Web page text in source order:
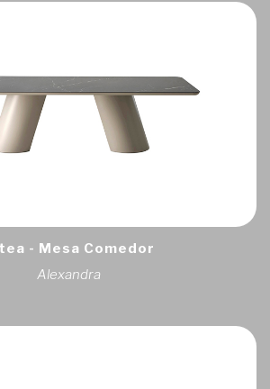
- Mesa Comedor
Alexandra